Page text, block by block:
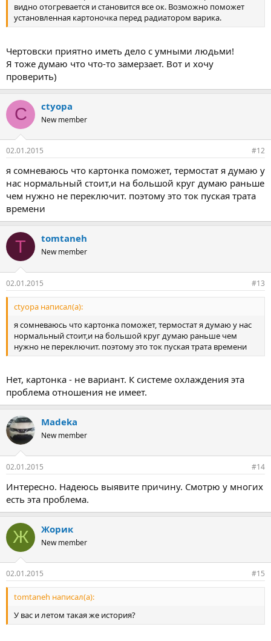
видно отогревается и становится все ок. Возможно поможет
установленная картоночка перед радиатором варика.
Чертовски приятно иметь дело с умными людьми!
Я тоже думаю что что-то замерзает. Вот и хочу
проверить)
C ctyopa
New member
02.01.2015 #12
я сомневаюсь что картонка поможет, термостат я думаю у
нас нормальный стоит,и на большой круг думаю раньше
чем нужно не переключит. поэтому это ток пуская трата
времени
T tomtaneh
New member
02.01.2015 #13
ctyopa написал(а):
я сомневаюсь что картонка поможет, термостат я думаю у нас
нормальный стоит,и на большой круг думаю раньше чем
нужно не переключит. поэтому это ток пуская трата времени
Нет, картонка - не вариант. К системе охлаждения эта
проблема отношения не имеет.
Madeka
New member
02.01.2015 #14
Интересно. Надеюсь выявите причину. Смотрю у многих
есть эта проблема.
Ж Жорик
New member
02.01.2015 #15
tomtaneh написал(а):
У вас и летом такая же история?